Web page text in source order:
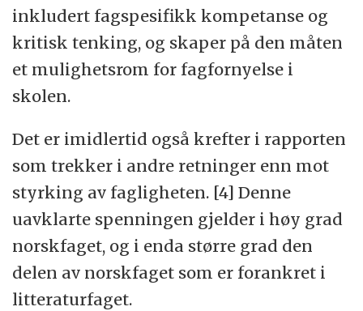
inkludert fagspesifikk kompetanse og
kritisk tenking, og skaper på den måten
et mulighetsrom for fagfornyelse i
skolen.
Det er imidlertid også krefter i rapporten
som trekker i andre retninger enn mot
styrking av fagligheten. [4] Denne
uavklarte spenningen gjelder i høy grad
norskfaget, og i enda større grad den
delen av norskfaget som er forankret i
litteraturfaget.